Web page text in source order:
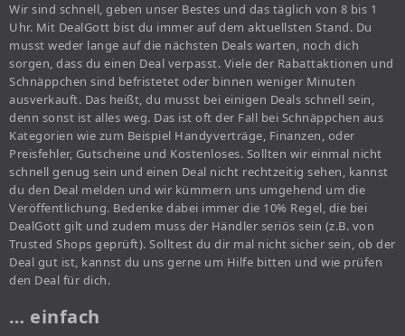
Wir sind schnell, geben unser Bestes und das täglich von 8 bis 1
Uhr. Mit DealGott bist du immer auf dem aktuellsten Stand. Du
musst weder lange auf die nächsten Deals warten, noch dich
sorgen, dass du einen Deal verpasst. Viele der Rabattaktionen und
Schnäppchen sind befristetet oder binnen weniger Minuten
ausverkauft. Das heißt, du musst bei einigen Deals schnell sein,
denn sonst ist alles weg. Das ist oft der Fall bei Schnäppchen aus
Kategorien wie zum Beispiel Handyverträge, Finanzen, oder
Preisfehler, Gutscheine und Kostenloses. Sollten wir einmal nicht
schnell genug sein und einen Deal nicht rechtzeitig sehen, kannst
du den Deal melden und wir kümmern uns umgehend um die
Veröffentlichung. Bedenke dabei immer die 10% Regel, die bei
DealGott gilt und zudem muss der Händler seriös sein (z.B. von
Trusted Shops geprüft). Solltest du dir mal nicht sicher sein, ob der
Deal gut ist, kannst du uns gerne um Hilfe bitten und wie prüfen
den Deal für dich.
… einfach